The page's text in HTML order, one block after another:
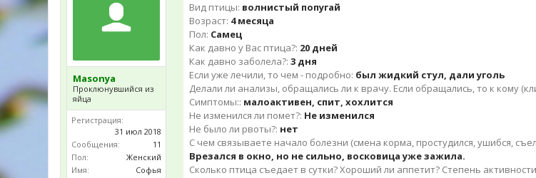
Masonya
Проклюнувшийся из
яйца
Регистрация:
31 июл 2018
Сообщения:
11
Пол:
Женский
Имя:
Софья
Вид птицы: волнистый попугай
Возраст: 4 месяца
Пол: Самец
Как давно у Вас птица?: 20 дней
Как давно заболела?: 3 дня
Если уже лечили, то чем - подробно: был жидкий стул, дали уголь
Делали ли анализы, обращались ли к врачу. Если обращались, то к кому
Симптомы:: малоактивен, спит, хохлится
Не изменился ли помет?: Не изменился
Не было ли рвоты?: нет
С чем связываете начало болезни (смена корма, простудился, ушибся,
Врезался в окно, но не сильно, восковица уже зажила.
Сколько птица съедает в сутки? Хороший ли аппетит? Степень